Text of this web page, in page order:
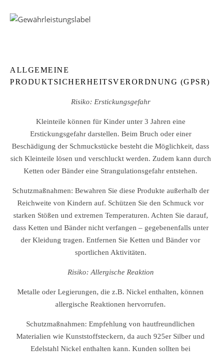
ALLGEMEINE
PRODUKTSICHERHEITSVERORDNUNG (GPSR)
Risiko: Erstickungsgefahr
Kleinteile können für Kinder unter 3 Jahren eine
Erstickungsgefahr darstellen. Beim Bruch oder einer
Beschädigung der Schmuckstücke besteht die Möglichkeit, dass
sich Kleinteile lösen und verschluckt werden. Zudem kann durch
Ketten oder Bänder eine Strangulationsgefahr entstehen.
Schutzmaßnahmen: Bewahren Sie diese Produkte außerhalb der
Reichweite von Kindern auf. Schützen Sie den Schmuck vor
starken Stößen und extremen Temperaturen. Achten Sie darauf,
dass Ketten und Bänder nicht verfangen – gegebenenfalls unter
der Kleidung tragen. Entfernen Sie Ketten und Bänder vor
sportlichen Aktivitäten.
Risiko: Allergische Reaktion
Metalle oder Legierungen, die z.B. Nickel enthalten, können
allergische Reaktionen hervorrufen.
Schutzmaßnahmen: Empfehlung von hautfreundlichen
Materialien wie Kunststoffsteckern, da auch 925er Silber und
Edelstahl Nickel enthalten kann. Kunden sollten bei